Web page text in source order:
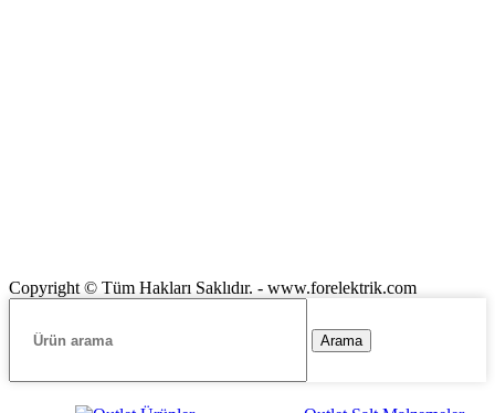
Copyright © Tüm Hakları Saklıdır. - www.forelektrik.com
Arama